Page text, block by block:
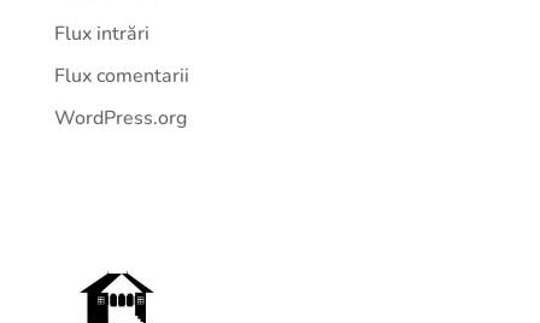
Flux intrări
Flux comentarii
WordPress.org